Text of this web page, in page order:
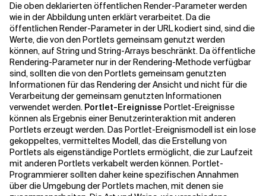
Die oben deklarierten öffentlichen Render-Parameter werden
wie in der Abbildung unten erklärt verarbeitet. Da die
öffentlichen Render-Parameter in der URL kodiert sind, sind die
Werte, die von den Portlets gemeinsam genutzt werden
können, auf String und String-Arrays beschränkt. Da öffentliche
Rendering-Parameter nur in der Rendering-Methode verfügbar
sind, sollten die von den Portlets gemeinsam genutzten
Informationen für das Rendering der Ansicht und nicht für die
Verarbeitung der gemeinsam genutzten Informationen
verwendet werden. Portlet-Ereignisse Portlet-Ereignisse
können als Ergebnis einer Benutzerinteraktion mit anderen
Portlets erzeugt werden. Das Portlet-Ereignismodell ist ein lose
gekoppeltes, vermitteltes Modell, das die Erstellung von
Portlets als eigenständige Portlets ermöglicht, die zur Laufzeit
mit anderen Portlets verkabelt werden können. Portlet-
Programmierer sollten daher keine spezifischen Annahmen
über die Umgebung der Portlets machen, mit denen sie